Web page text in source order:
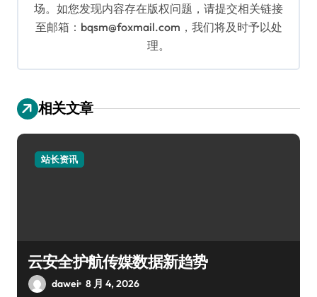
场。如您发现内容存在版权问题，请提交相关链接
至邮箱：bqsm@foxmail.com，我们将及时予以处
理。
相关文章
站长资讯
云安全护航传媒数据新趋势
dawei 8 月 4, 2026